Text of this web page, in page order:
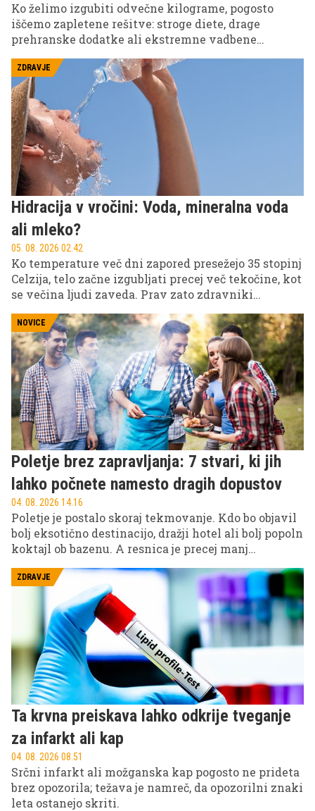
Ko želimo izgubiti odvečne kilograme, pogosto
iščemo zapletene rešitve: stroge diete, drage
prehranske dodatke ali ekstremne vadbene
programe. A zgodba 46-letnega Britanca Adama
Juniperja dokazuje, da je včasih največja
sprememba precej bolj preprosta.
ZDRAVJE
Hidracija v vročini: Voda, mineralna voda
ali mleko?
05. 08. 2026 02.42
Ko temperature več dni zapored presežejo 35 stopinj
Celzija, telo začne izgubljati precej več tekočine, kot
se večina ljudi zaveda. Prav zato zdravniki
le, koliko pijemo, temveč tudi kaj pijemo in kako
pravočasno nadomeščamo izgubljeno tekočino.
NOVICE
Poletje brez zapravljanja: 7 stvari, ki jih
lahko počnete namesto dragih dopustov
04. 08. 2026 14.16
Poletje je postalo skoraj tekmovanje. Kdo bo objavil
bolj eksotično destinacijo, dražji hotel ali bolj popoln
koktajl ob bazenu. A resnica je precej manj
ne nastanejo na drugem koncu sveta, ampak precej
bližje domu.
ZDRAVJE
Ta krvna preiskava lahko odkrije tveganje
za infarkt ali kap
04. 08. 2026 08.51
Srčni infarkt ali možganska kap pogosto ne prideta
brez opozorila; težava je namreč, da opozorilni znaki
leta ostanejo skriti.